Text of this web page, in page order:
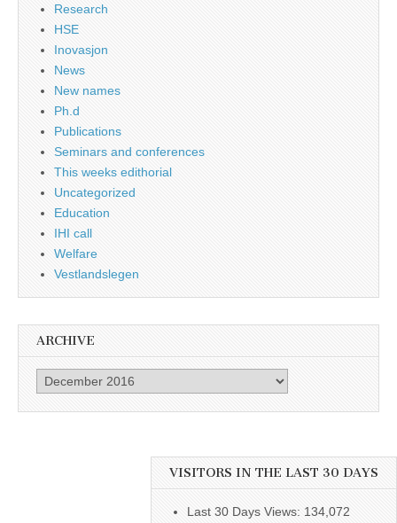
Research
HSE
Inovasjon
News
New names
Ph.d
Publications
Seminars and conferences
This weeks edithorial
Uncategorized
Education
IHI call
Welfare
Vestlandslegen
ARCHIVE
Archive
VISITORS IN THE LAST 30 DAYS
Last 30 Days Views: 134,072